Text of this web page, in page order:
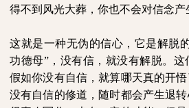
得不到风光大葬，你也不会对信念产
这就是一种无伪的信心，它是解脱
功德母”，没有信，就没有解脱。这
假如你没有自信，就算哪天真的开悟
没有自信的修道，随时都会产生退